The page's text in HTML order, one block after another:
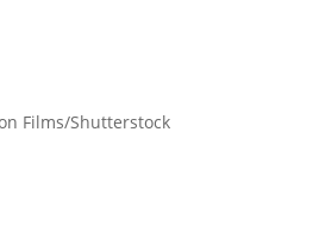
Films/Shutterstock